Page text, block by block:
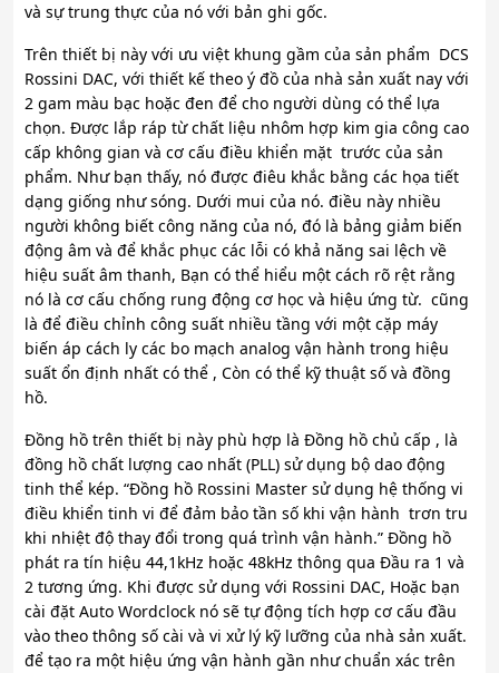
và sự trung thực của nó với bản ghi gốc.
Trên thiết bị này với ưu việt khung gầm của sản phẩm DCS
Rossini DAC, với thiết kế theo ý đồ của nhà sản xuất nay với
2 gam màu bạc hoặc đen để cho người dùng có thể lựa
chọn. Được lắp ráp từ chất liệu nhôm hợp kim gia công cao
cấp không gian và cơ cấu điều khiển mặt trước của sản
phẩm. Như bạn thấy, nó được điêu khắc bằng các họa tiết
dạng giống như sóng. Dưới mui của nó. điều này nhiều
người không biết công năng của nó, đó là bảng giảm biến
động âm và để khắc phục các lỗi có khả năng sai lệch về
hiệu suất âm thanh, Bạn có thể hiểu một cách rõ rệt rằng
nó là cơ cấu chống rung động cơ học và hiệu ứng từ. cũng
là để điều chỉnh công suất nhiều tầng với một cặp máy
biến áp cách ly các bo mạch analog vận hành trong hiệu
suất ổn định nhất có thể , Còn có thể kỹ thuật số và đồng
hồ.
Đồng hồ trên thiết bị này phù hợp là Đồng hồ chủ cấp , là
đồng hồ chất lượng cao nhất (PLL) sử dụng bộ dao động
tinh thể kép. “Đồng hồ Rossini Master sử dụng hệ thống vi
điều khiển tinh vi để đảm bảo tần số khi vận hành trơn tru
khi nhiệt độ thay đổi trong quá trình vận hành.” Đồng hồ
phát ra tín hiệu 44,1kHz hoặc 48kHz thông qua Đầu ra 1 và
2 tương ứng. Khi được sử dụng với Rossini DAC, Hoặc bạn
cài đặt Auto Wordclock nó sẽ tự động tích hợp cơ cấu đầu
vào theo thông số cài và vi xử lý kỹ lưỡng của nhà sản xuất.
để tạo ra một hiệu ứng vận hành gần như chuẩn xác trên